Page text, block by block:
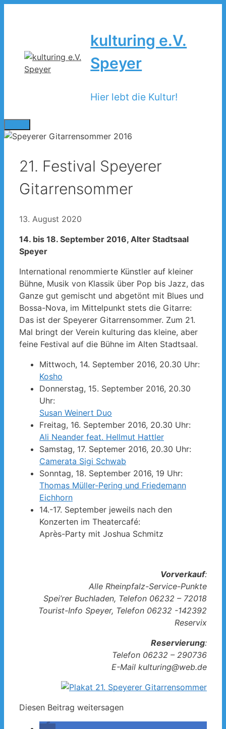
kulturing e.V.
Speyer
Hier lebt die Kultur!
21. Festival Speyerer
Gitarrensommer
13. August 2020
14. bis 18. September 2016, Alter Stadtsaal
Speyer
International renommierte Künstler auf kleiner
Bühne, Musik von Klassik über Pop bis Jazz, das
Ganze gut gemischt und abgetönt mit Blues und
Bossa-Nova, im Mittelpunkt stets die Gitarre:
Das ist der Speyerer Gitarrensommer. Zum 21.
Mal bringt der Verein kulturing das kleine, aber
feine Festival auf die Bühne im Alten Stadtsaal.
Mittwoch, 14. September 2016, 20.30 Uhr:
Kosho
Donnerstag, 15. September 2016, 20.30
Uhr:
Susan Weinert Duo
Freitag, 16. September 2016, 20.30 Uhr:
Ali Neander feat. Hellmut Hattler
Samstag, 17. Septemer 2016, 20.30 Uhr:
Camerata Sigi Schwab
Sonntag, 18. September 2016, 19 Uhr:
Thomas Müller-Pering und Friedemann
Eichhorn
14.-17. September jeweils nach den
Konzerten im Theatercafé:
Après-Party mit Joshua Schmitz
Vorverkauf:
Alle Rheinpfalz-Service-Punkte
Spei’rer Buchladen, Telefon 06232 – 72018
Tourist-Info Speyer, Telefon 06232 -142392
Reservix
Reservierung:
Telefon 06232 – 290736
E-Mail kulturing@web.de
Diesen Beitrag weitersagen